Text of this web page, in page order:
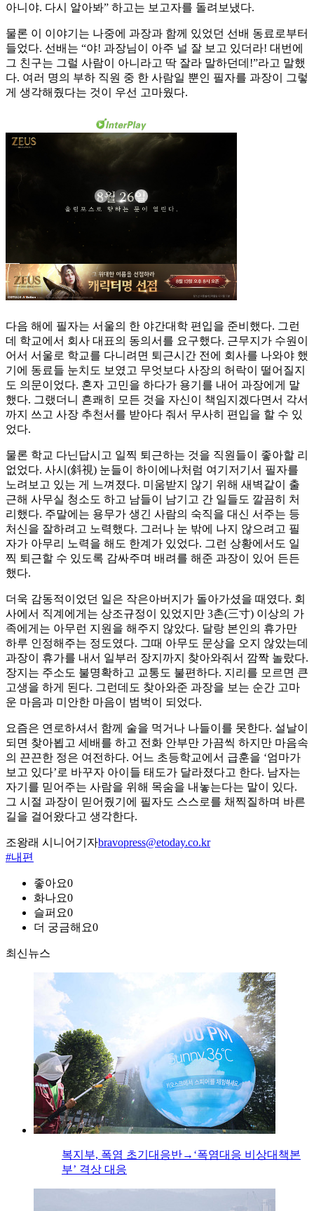
아니야. 다시 알아봐” 하고는 보고자를 돌려보냈다.
물론 이 이야기는 나중에 과장과 함께 있었던 선배 동료로부터
들었다. 선배는 “야! 과장님이 아주 널 잘 보고 있더라! 대번에
그 친구는 그럴 사람이 아니라고 딱 잘라 말하던데!”라고 말했
다. 여러 명의 부하 직원 중 한 사람일 뿐인 필자를 과장이 그렇
게 생각해줬다는 것이 우선 고마웠다.
다음 해에 필자는 서울의 한 야간대학 편입을 준비했다. 그런
데 학교에서 회사 대표의 동의서를 요구했다. 근무지가 수원이
어서 서울로 학교를 다니려면 퇴근시간 전에 회사를 나와야 했
기에 동료들 눈치도 보였고 무엇보다 사장의 허락이 떨어질지
도 의문이었다. 혼자 고민을 하다가 용기를 내어 과장에게 말
했다. 그랬더니 흔쾌히 모든 것을 자신이 책임지겠다면서 각서
까지 쓰고 사장 추천서를 받아다 줘서 무사히 편입을 할 수 있
었다.
물론 학교 다닌답시고 일찍 퇴근하는 것을 직원들이 좋아할 리
없었다. 사시(斜視) 눈들이 하이에나처럼 여기저기서 필자를
노려보고 있는 게 느껴졌다. 미움받지 않기 위해 새벽같이 출
근해 사무실 청소도 하고 남들이 남기고 간 일들도 깔끔히 처
리했다. 주말에는 용무가 생긴 사람의 숙직을 대신 서주는 등
처신을 잘하려고 노력했다. 그러나 눈 밖에 나지 않으려고 필
자가 아무리 노력을 해도 한계가 있었다. 그런 상황에서도 일
찍 퇴근할 수 있도록 감싸주며 배려를 해준 과장이 있어 든든
했다.
더욱 감동적이었던 일은 작은아버지가 돌아가셨을 때였다. 회
사에서 직계에게는 상조규정이 있었지만 3촌(三寸) 이상의 가
족에게는 아무런 지원을 해주지 않았다. 달랑 본인의 휴가만
하루 인정해주는 정도였다. 그때 아무도 문상을 오지 않았는데
과장이 휴가를 내서 일부러 장지까지 찾아와줘서 깜짝 놀랐다.
장지는 주소도 불명확하고 교통도 불편하다. 지리를 모르면 큰
고생을 하게 된다. 그런데도 찾아와준 과장을 보는 순간 고마
운 마음과 미안한 마음이 범벅이 되었다.
요즘은 연로하셔서 함께 술을 먹거나 나들이를 못한다. 설날이
되면 찾아뵙고 세배를 하고 전화 안부만 가끔씩 하지만 마음속
의 끈끈한 정은 여전하다. 어느 초등학교에서 급훈을 ‘엄마가
보고 있다’로 바꾸자 아이들 태도가 달라졌다고 한다. 남자는
자기를 믿어주는 사람을 위해 목숨을 내놓는다는 말이 있다.
그 시절 과장이 믿어줬기에 필자도 스스로를 채찍질하며 바른
길을 걸어왔다고 생각한다.
조왕래 시니어기자bravopress@etoday.co.kr
#내편
좋아요0
화나요0
슬퍼요0
더 궁금해요0
최신뉴스
복지부, 폭염 초기대응반→‘폭염대응 비상대책본
부’ 격상 대응